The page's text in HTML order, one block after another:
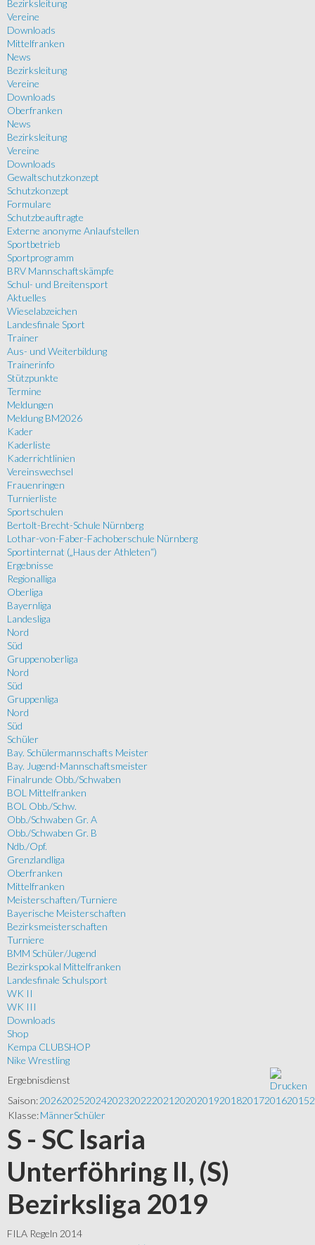
Bezirksleitung
Vereine
Downloads
Mittelfranken
News
Bezirksleitung
Vereine
Downloads
Oberfranken
News
Bezirksleitung
Vereine
Downloads
Gewaltschutzkonzept
Schutzkonzept
Formulare
Schutzbeauftragte
Externe anonyme Anlaufstellen
Sportbetrieb
Sportprogramm
BRV Mannschaftskämpfe
Schul- und Breitensport
Aktuelles
Wieselabzeichen
Landesfinale Sport
Trainer
Aus- und Weiterbildung
Trainerinfo
Stützpunkte
Termine
Meldungen
Meldung BM2026
Kader
Kaderliste
Kaderrichtlinien
Vereinswechsel
Frauenringen
Turnierliste
Sportschulen
Bertolt-Brecht-Schule Nürnberg
Lothar-von-Faber-Fachoberschule Nürnberg
Sportinternat („Haus der Athleten“)
Ergebnisse
Regionalliga
Oberliga
Bayernliga
Landesliga
Nord
Süd
Gruppenoberliga
Nord
Süd
Gruppenliga
Nord
Süd
Schüler
Bay. Schülermannschafts Meister
Bay. Jugend-Mannschaftsmeister
Finalrunde Obb./Schwaben
BOL Mittelfranken
BOL Obb./Schw.
Obb./Schwaben Gr. A
Obb./Schwaben Gr. B
Ndb./Opf.
Grenzlandliga
Oberfranken
Mittelfranken
Meisterschaften/Turniere
Bayerische Meisterschaften
Bezirksmeisterschaften
Turniere
BMM Schüler/Jugend
Bezirkspokal Mittelfranken
Landesfinale Schulsport
WK II
WK III
Downloads
Shop
Kempa CLUBSHOP
Nike Wrestling
Ergebnisdienst
Saison:202620252024202320222021 202020192018201720162015
Klasse:MännerSchüler
S - SC Isaria
Unterföhring II, (S)
Bezirksliga 2019
FILA Regeln 2014